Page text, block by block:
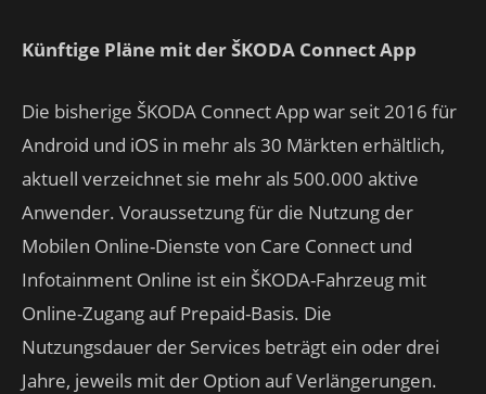
Künftige Pläne mit der ŠKODA Connect App
Die bisherige ŠKODA Connect App war seit 2016 für
Android und iOS in mehr als 30 Märkten erhältlich,
aktuell verzeichnet sie mehr als 500.000 aktive
Anwender. Voraussetzung für die Nutzung der
Mobilen Online-Dienste von Care Connect und
Infotainment Online ist ein ŠKODA-Fahrzeug mit
Online-Zugang auf Prepaid-Basis. Die
Nutzungsdauer der Services beträgt ein oder drei
Jahre, jeweils mit der Option auf Verlängerungen.